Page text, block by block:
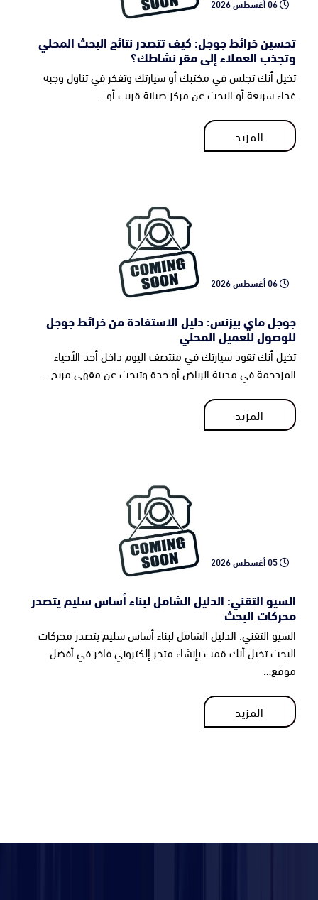
06 أغسطس 2026
تحسين خرائط جوجل: كيف تتصدر نتائج البحث المحلي
وتجذب العملاء إلى مقر نشاطك؟
تخيل أنك تجلس في مكتبك أو سيارتك وتفكر في تناول وجبة
غداء سريعة أو البحث عن مركز صيانة قريب أو…
المزيد
المزيد
06 أغسطس 2026
جوجل ماي بيزنس: دليل الاستفادة من خرائط جوجل
للوصول للعميل المحلي
تخيل أنك تقود سيارتك في منتصف اليوم داخل أحد الأحياء
المزدحمة في مدينة الرياض أو جدة وتبحث عن مقهى مريح…
المزيد
المزيد
05 أغسطس 2026
السيو التقني: الدليل الشامل لبناء أساس سليم يتصدر
محركات البحث
السيو التقني: الدليل الشامل لبناء أساس سليم يتصدر محركات
البحث تخيل أنك قمت بإنشاء متجر إلكتروني فاخر في أفضل
موقع…
المزيد
المزيد